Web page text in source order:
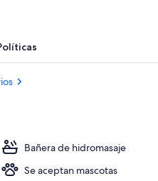
Bañera de hidromasaje
Se aceptan mascotas